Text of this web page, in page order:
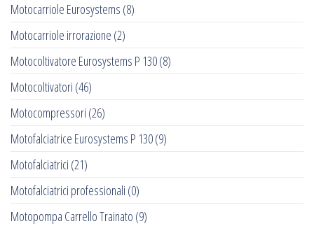
Motocarriole Eurosystems (8)
Motocarriole irrorazione (2)
Motocoltivatore Eurosystems P 130(8)
Motocoltivatori (46)
Motocompressori (26)
Motofalciatrice Eurosystems P 130(9)
Motofalciatrici (21)
Motofalciatrici professionali (0)
Motopompa Carrello Trainato (9)